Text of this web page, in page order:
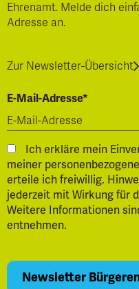
Ehrenamt. Melde dich
Adresse an.
Zur Newsletter-Übersicht
E-Mail-Adresse*
Ich erkläre mein
meiner
erteile ich freiwillig.
jederzeit mit Wirkung für
Weitere Informationen
entnehmen.